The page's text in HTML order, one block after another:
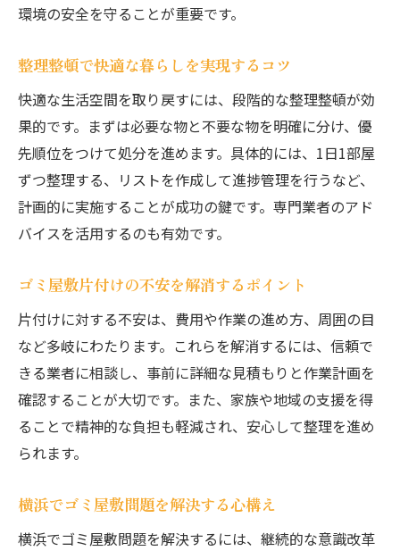
片付け業者選びで失敗しないための知恵
信頼できる片付け業者を見極める方法
ゴミ屋敷業者のサービス内容と特徴とは
口コミや評判を参考にするポイント
横浜でおすすめのゴミ屋敷片付け業者傾向
業者選びで後悔しないための比較基準
散らかった部屋とゴミ屋敷の違いを解説
ゴミ屋敷の特徴と見分け方を詳しく紹介
片付けの難易度で分かるゴミ屋敷問題
ゴミ屋敷になる前のサインを見逃さない
部屋の散らかりを放置するリスク解説
ゴミ屋敷化を防止する生活習慣を学ぶ
効率的な片付け手順で作業時間を短縮
作業時間を短縮する整理整頓テクニック
片付け作業の優先順位を決めるコツ
環境の安全を守ることが重要です。
整理整頓で快適な暮らしを実現するコツ
快適な生活空間を取り戻すには、段階的な整理整頓が効
果的です。まずは必要な物と不要な物を明確に分け、優
先順位をつけて処分を進めます。具体的には、1日1部屋
ずつ整理する、リストを作成して進捗管理を行うなど、
計画的に実施することが成功の鍵です。専門業者のアド
バイスを活用するのも有効です。
ゴミ屋敷片付けの不安を解消するポイント
片付けに対する不安は、費用や作業の進め方、周囲の目
など多岐にわたります。これらを解消するには、信頼で
きる業者に相談し、事前に詳細な見積もりと作業計画を
確認することが大切です。また、家族や地域の支援を得
ることで精神的な負担も軽減され、安心して整理を進め
られます。
横浜でゴミ屋敷問題を解決する心構え
横浜でゴミ屋敷問題を解決するには、継続的な意識改革